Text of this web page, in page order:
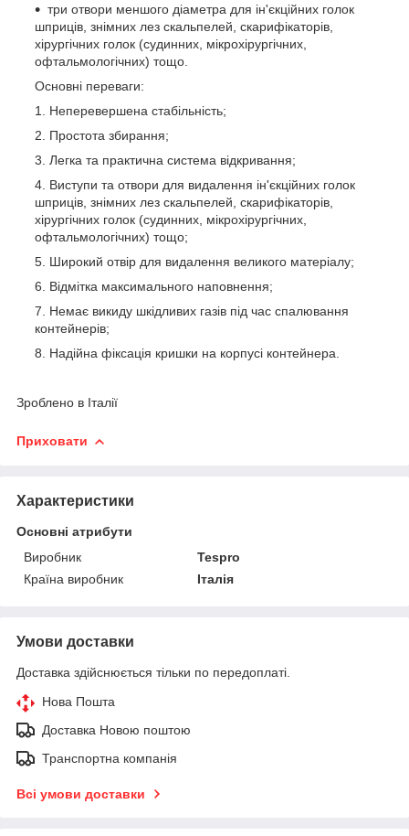
три отвори меншого діаметра для ін'єкційних голок
шприців, знімних лез скальпелей, скарифікаторів,
хірургічних голок (судинних, мікрохірургічних,
офтальмологічних) тощо.
Основні переваги:
Неперевершена стабільність;
Простота збирання;
Легка та практична система відкривання;
Виступи та отвори для видалення ін'єкційних голок
шприців, знімних лез скальпелей, скарифікаторів,
хірургічних голок (судинних, мікрохірургічних,
офтальмологічних) тощо;
Широкий отвір для видалення великого матеріалу;
Відмітка максимального наповнення;
Немає викиду шкідливих газів під час спалювання
контейнерів;
Надійна фіксація кришки на корпусі контейнера.
Зроблено в Італії
Приховати
Характеристики
Основні атрибути
Виробник
Tespro
Країна виробник
Італія
Умови доставки
Доставка здійснюється тільки по передоплаті.
Нова Пошта
Доставка Новою поштою
Транспортна компанія
Всі умови доставки